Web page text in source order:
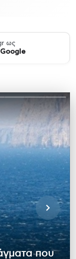
ως
που